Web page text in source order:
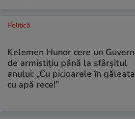
Politică
Kelemen Hunor cere un Guvern
de armistițiu până la sfârșitul
anului: „Cu picioarele în găleata
cu apă rece!”